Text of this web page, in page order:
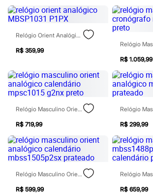
Tênis
Moda esportiva
Acessórios
Bermudas
Camisetas
Calças
Calçados
Moda íntima
Cuecas
Meias
Moda praia
Personagens
Plus size
Blusas e Camisetas
Calças
Camisas
Casacos e Jaquetas
Jeans
Moda esportiva
Shorts e Bermudas
Relógio Orient Analógico MBSP1031 P1PX
R$ 359,99
R$ 1.059,99
Relógio Masculino Orient Analógico Calendário Mpsc1015 G2nx Preto
R$ 719,99 R$ 299,99
Relógio Masculino Orient Analógico Calendário Mbss1505p2sx Prateado
R$ 599,99 R$ 659,99